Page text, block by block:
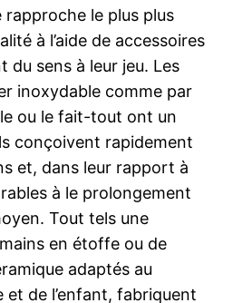
rapproche le plus plus
à l’aide de accessoires
du sens à leur jeu. Les
inoxydable comme par
ou le fait-tout ont un
conçoivent rapidement
et, dans leur rapport à
à le prolongement
Tout tels une
en étoffe ou de
adaptés au
et de l’enfant, fabriquent